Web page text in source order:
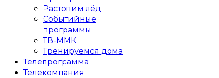
Растопим лёд
Событийные
программы
ТВ-ММК
Тренируемся дома
Телепрограмма
Телекомпания